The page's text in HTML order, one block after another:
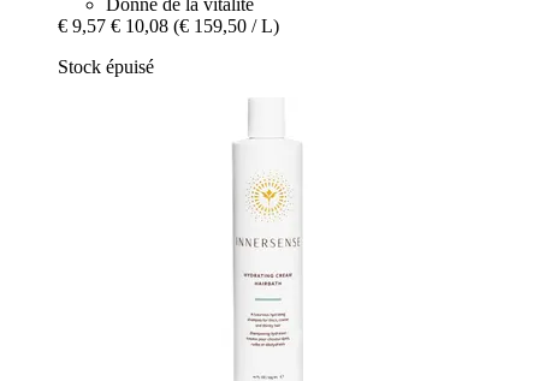
Donne de la vitalité
€ 9,57 € 10,08 (€ 159,50 / L)
Stock épuisé